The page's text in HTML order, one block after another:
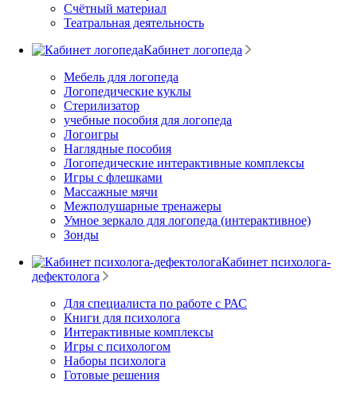
Счётный материал
Театральная деятельность
Кабинет логопеда
Мебель для логопеда
Логопедические куклы
Стерилизатор
учебные пособия для логопеда
Логоигры
Наглядные пособия
Логопедические интерактивные комплексы
Игры с флешками
Массажные мячи
Межполушарные тренажеры
Умное зеркало для логопеда (интерактивное)
Зонды
Кабинет психолога-
дефектолога
Для специалиста по работе с РАС
Книги для психолога
Интерактивные комплексы
Игры с психологом
Наборы психолога
Готовые решения